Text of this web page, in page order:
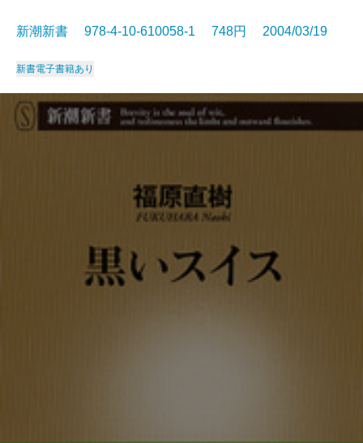
新潮新書 978-4-10-610058-1 748円 2004/03/19
新書電子書籍あり